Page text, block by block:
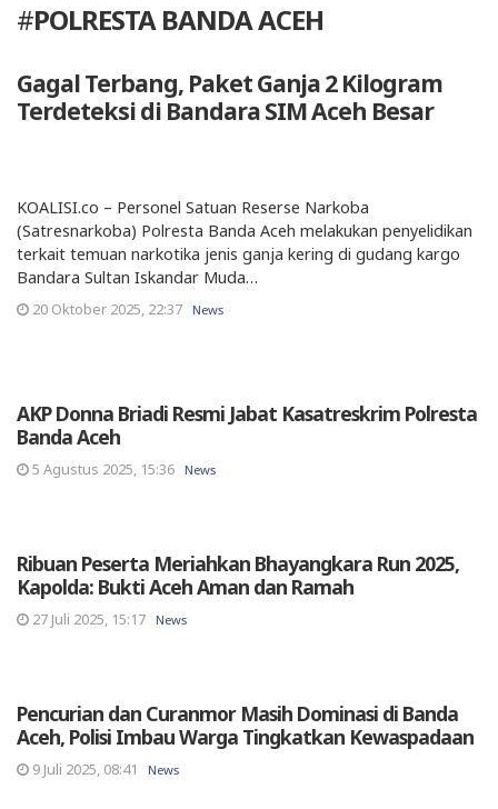
#POLRESTA BANDA ACEH
Gagal Terbang, Paket Ganja 2 Kilogram
Terdeteksi di Bandara SIM Aceh Besar
KOALISI.co – Personel Satuan Reserse Narkoba
(Satresnarkoba) Polresta Banda Aceh melakukan penyelidikan
terkait temuan narkotika jenis ganja kering di gudang kargo
Bandara Sultan Iskandar Muda…
20 Oktober 2025, 22:37 News
AKP Donna Briadi Resmi Jabat Kasatreskrim Polresta
Banda Aceh
5 Agustus 2025, 15:36 News
Ribuan Peserta Meriahkan Bhayangkara Run 2025,
Kapolda: Bukti Aceh Aman dan Ramah
27 Juli 2025, 15:17 News
Pencurian dan Curanmor Masih Dominasi di Banda
Aceh, Polisi Imbau Warga Tingkatkan Kewaspadaan
9 Juli 2025, 08:41 News